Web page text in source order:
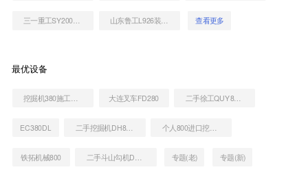
三一重工SY200H挖掘机 山东鲁工L926装载机 查看更多
最优设备
大连叉车FD280 二手徐工QUY80E起重机
EC380DL 二手挖掘机DH80价格多少
铁拓机械800 专题(老) 专题(新)